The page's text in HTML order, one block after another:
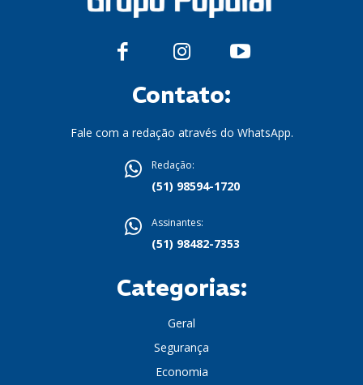
Contato:
Fale com a redação através do WhatsApp.
Redação:
(51) 98594-1720
Assinantes:
(51) 98482-7353
Categorias:
Geral
Segurança
Economia